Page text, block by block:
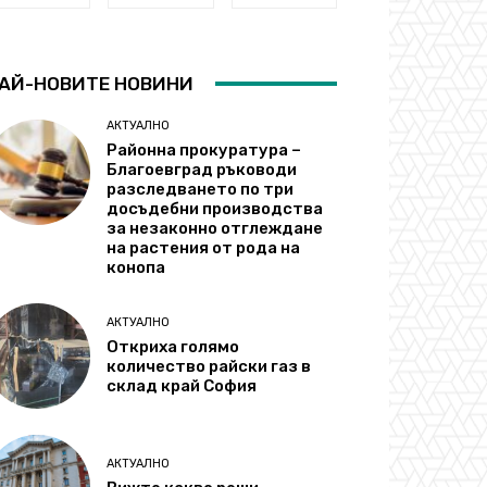
НОВИТЕ НОВИНИ
АКТУАЛНО
Районна прокуратура –
Благоевград ръководи
разследването по три
досъдебни производства
за незаконно отглеждане
на растения от рода на
конопа
АКТУАЛНО
Откриха голямо
количество райски газ в
склад край София
АКТУАЛНО